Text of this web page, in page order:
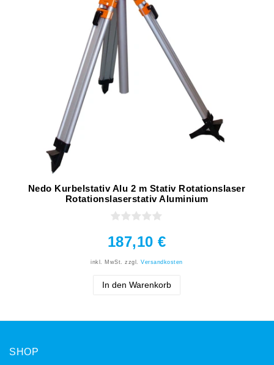
Nedo Kurbelstativ Alu 2 m Stativ Rotationslaser
Rotationslaserstativ Aluminium
187,10 €
inkl. MwSt. zzgl.Versandkosten
In den Warenkorb
SHOP